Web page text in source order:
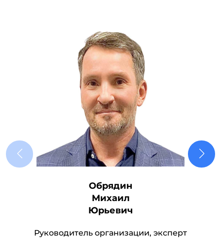
Обрядин
Михаил
Юрьевич
Руководитель организации, эксперт